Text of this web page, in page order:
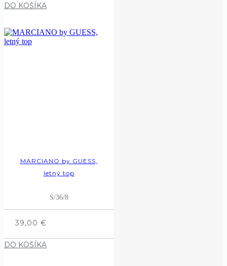
DO KOŠÍKA
MARCIANO by GUESS,
letný top
S/36/8
39,00 €
DO KOŠÍKA